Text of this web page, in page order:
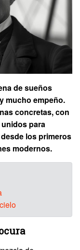
de sueños
mucho empeño.
concretas, con
para
los primeros
modernos.